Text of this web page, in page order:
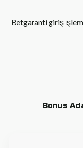
Betgaranti giriş
Bonus